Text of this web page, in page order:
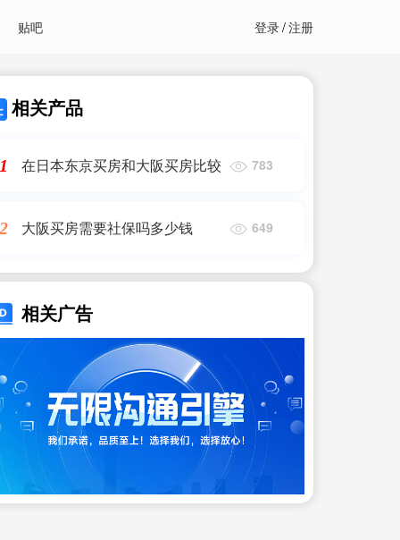
贴吧 登录/注册
相关产品
在日本东京买房和大阪买房比较 783
大阪买房需要社保吗多少钱 649
相关广告